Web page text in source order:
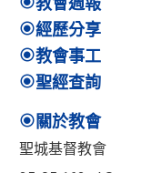
經歷分享
教會事工
聖經查詢
關於教會
聖城基督教會